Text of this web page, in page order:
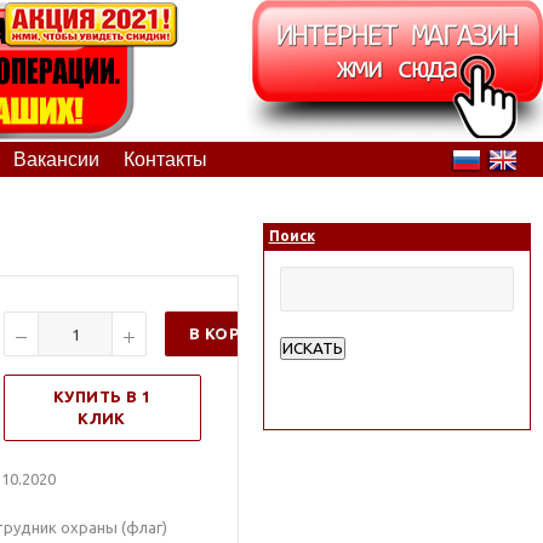
Вакансии Контакты
В КОРЗИНУ
КУПИТЬ В 1
КЛИК
охраны (флаг)
Поиск
ИСКАТЬ